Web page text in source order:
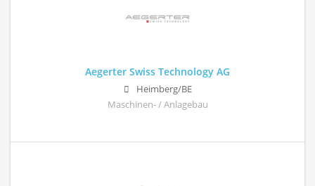
Aegerter Swiss Technology AG
Heimberg/BE
Maschinen- / Anlagebau